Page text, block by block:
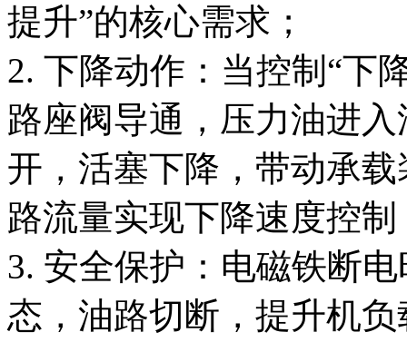
提升”的核心需求；
2. 下降动作：当控制“下
路座阀导通，压力油进
开，活塞下降，带动承
路流量实现下降速度控
3. 安全保护：电磁铁断
态，油路切断，提升机